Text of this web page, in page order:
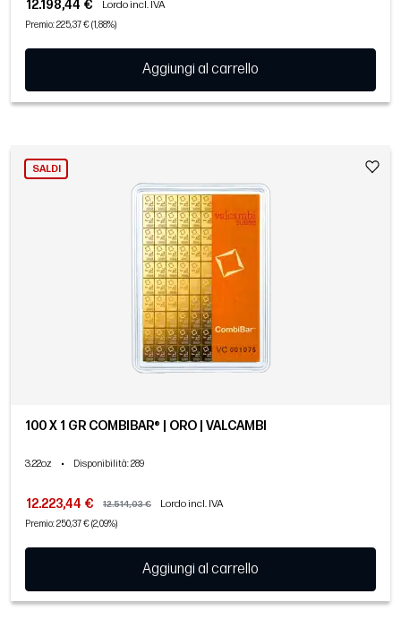
12.198,44 € Lordo incl. IVA
Premio: 225,37 € (1,88%)
Aggiungi al carrello
SALDI
100 X 1 GR COMBIBAR® | ORO | VALCAMBI
3.22oz • Disponibilità: 289
12.223,44 € 12.514,03 € Lordo incl. IVA
Premio: 250,37 € (2,09%)
Aggiungi al carrello